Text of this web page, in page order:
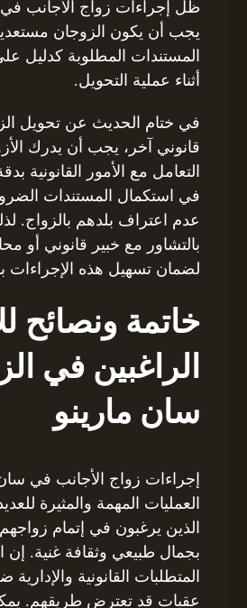
ظل إجراءات زواج الأجانب في
يجب أن يكون الزوجان
المستندات المطلوبة كدليل
أثناء عملية التحويل.
في ختام الحديث عن تحويل
قانوني آخر، يجب أن يدرك
التعامل مع الأمور القانونية
في استكمال المستندات
عدم اعتراف بلدهم بالزواج.
بالتشاور مع خبير قانوني
لضمان تسهيل هذه
خاتمة ونصائح
الراغبين في
سان مارينو
إجراءات زواج الأجانب في
العمليات المهمة والمثيرة
الذين يرغبون في إتمام
بجمال طبيعي وثقافة غنية. إن
المتطلبات القانونية
عقبات قد تعترض طريقهم.